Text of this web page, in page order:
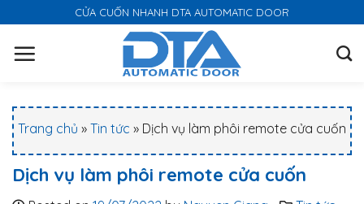
k
CỬA CUỐN NHANH DTA AUTOMATIC DOOR
Trang chủ » Tin tức » Dịch vụ làm phôi remote cửa cuốn
Dịch vụ làm phôi remote cửa cuốn